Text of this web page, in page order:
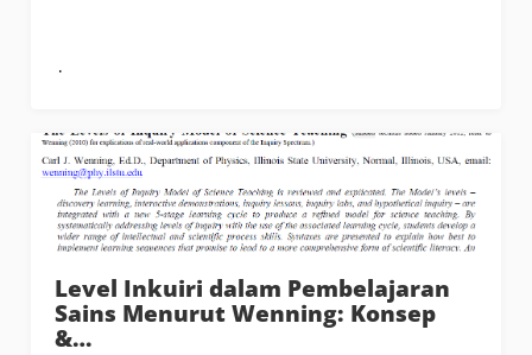
Level Inkuiri dalam Pembelajaran
Sains Menurut Wenning: Konsep
&…